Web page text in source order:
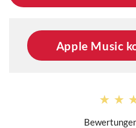
Apple Music